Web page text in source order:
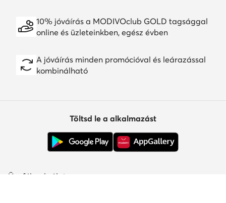
10% jóváírás a MODIVOclub GOLD tagsággal
online és üzleteinkben, egész évben
A jóváírás minden promócióval és leárazással
kombinálható
Töltsd le a alkalmazást
Ügyfélszolgálat